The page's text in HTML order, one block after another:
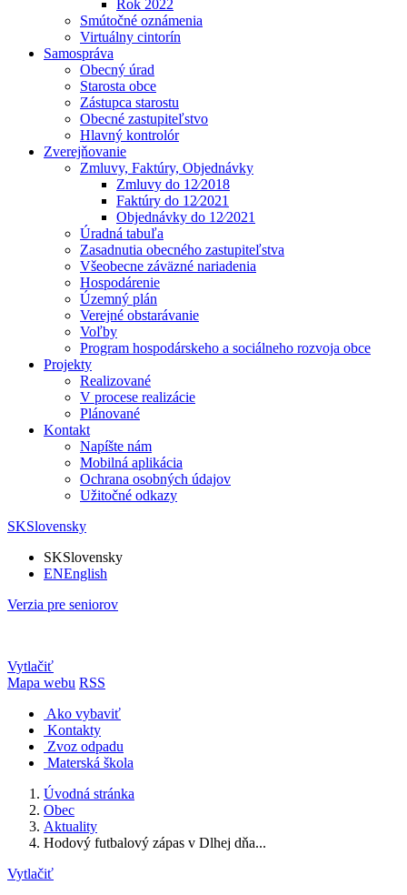
Rok 2022
Smútočné oznámenia
Virtuálny cintorín
Samospráva
Obecný úrad
Starosta obce
Zástupca starostu
Obecné zastupiteľstvo
Hlavný kontrolór
Zverejňovanie
Zmluvy, Faktúry, Objednávky
Zmluvy do 12⁄2018
Faktúry do 12⁄2021
Objednávky do 12⁄2021
Úradná tabuľa
Zasadnutia obecného zastupiteľstva
Všeobecne záväzné nariadenia
Hospodárenie
Územný plán
Verejné obstarávanie
Voľby
Program hospodárskeho a sociálneho rozvoja obce
Projekty
Realizované
V procese realizácie
Plánované
Kontakt
Napíšte nám
Mobilná aplikácia
Ochrana osobných údajov
Užitočné odkazy
SKSlovensky
SKSlovensky
ENEnglish
Verzia pre seniorov
Vytlačiť
Mapa webu RSS
Ako vybaviť
Kontakty
Zvoz odpadu
Materská škola
Úvodná stránka
Obec
Aktuality
Hodový futbalový zápas v Dlhej dňa...
Vytlačiť